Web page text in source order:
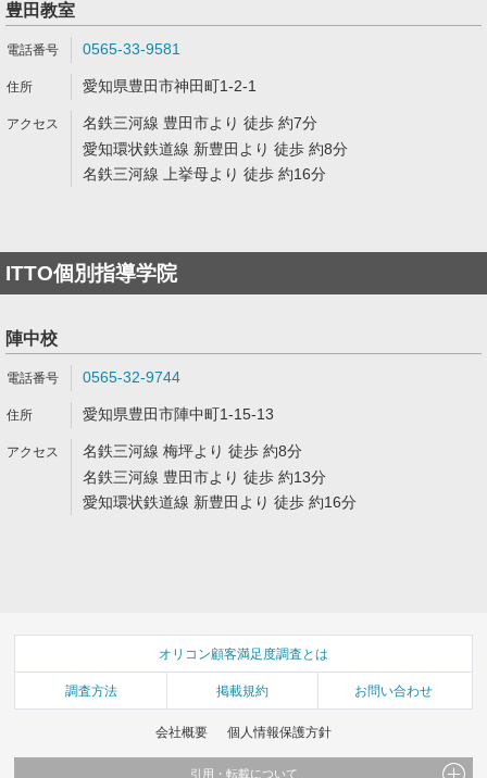
豊田教室
0565-33-9581
愛知県豊田市神田町1-2-1
名鉄三河線 豊田市より 徒歩 約7分
愛知環状鉄道線 新豊田より 徒歩 約8分
名鉄三河線 上挙母より 徒歩 約16分
ITTO個別指導学院
陣中校
0565-32-9744
愛知県豊田市陣中町1-15-13
名鉄三河線 梅坪より 徒歩 約8分
名鉄三河線 豊田市より 徒歩 約13分
愛知環状鉄道線 新豊田より 徒歩 約16分
オリコン顧客満足度調査とは
調査方法 掲載規約 お問い合わせ
会社概要 個人情報保護方針
引用・転載について